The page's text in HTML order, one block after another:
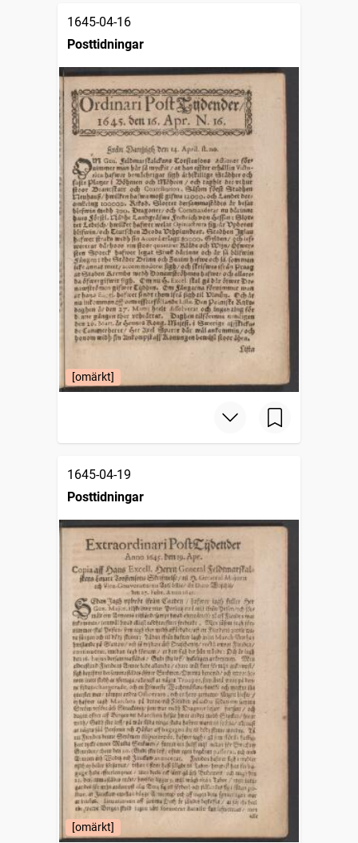
1645-04-16
Posttidningar
[omärkt]
1645-04-19
Posttidningar
[omärkt]